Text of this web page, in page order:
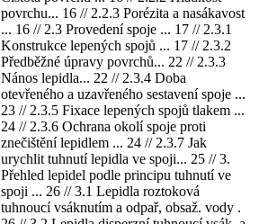
povrchu... 16 // 2.2.3 Porézita a nasákavost
... 16 // 2.3 Provedení spoje ... 17 // 2.3.1
Konstrukce lepených spojů ... 17 // 2.3.2
Předběžné úpravy povrchů... 22 // 2.3.3
Nános lepidla... 22 // 2.3.4 Doba
otevřeného a uzavřeného sestavení spoje ...
23 // 2.3.5 Fixace lepených spojů tlakem ...
24 // 2.3.6 Ochrana okolí spoje proti
znečištění lepidlem ... 24 // 2.3.7 Jak
urychlit tuhnutí lepidla ve spoji... 25 // 3.
Přehled lepidel podle principu tuhnutí ve
spoji ... 26 // 3.1 Lepidla roztoková
tuhnoucí vsáknutím a odpař, obsaž. vody .